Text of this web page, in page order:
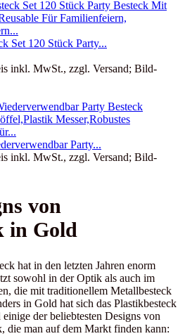
Set 120 Stück Party...
inkl. MwSt., zzgl. Versand; Bild-
Party...
inkl. MwSt., zzgl. Versand; Bild-
von
in Gold
hat in den letzten Jahren enorm
sowohl in der Optik als auch im
die mit traditionellem Metallbesteck
in Gold hat sich das Plastikbesteck
der beliebtesten Designs von
die man auf dem Markt finden kann: